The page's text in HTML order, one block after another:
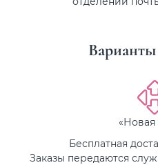
Варианты
«Новая
Бесплатная
Заказы передаются